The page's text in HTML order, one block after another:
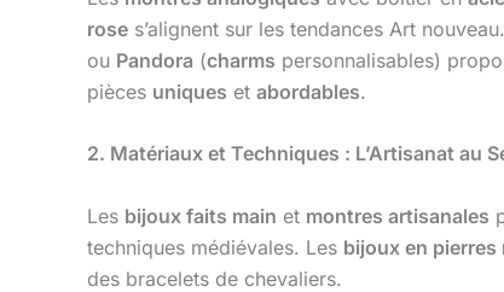
rose s’alignent sur les tendances Art
ou Pandora (charms personnalisables)
pièces uniques et abordables.
2. Matériaux et Techniques : L’Artisanat au
Les bijoux faits main et montres artisanales
techniques médiévales. Les bijoux en pierres
des bracelets de chevaliers.